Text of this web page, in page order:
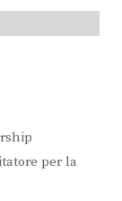
per la